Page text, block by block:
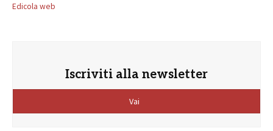
Edicola web
Iscriviti alla newsletter
Vai